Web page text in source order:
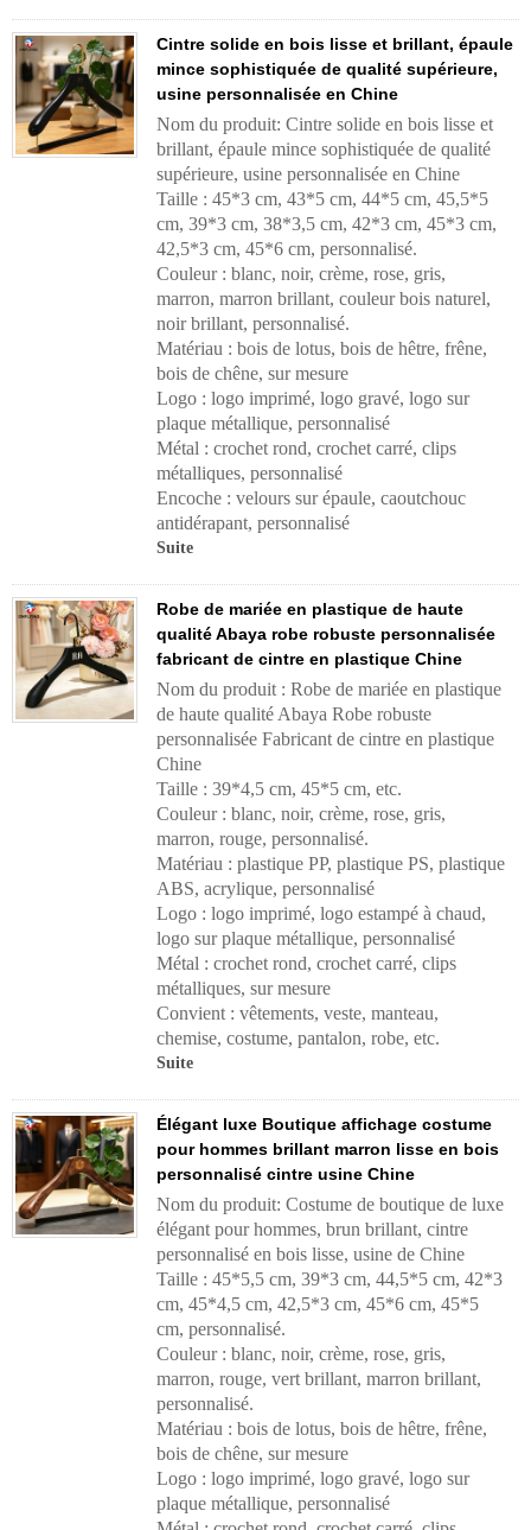
Cintre solide en bois lisse et brillant, épaule
mince sophistiquée de qualité supérieure,
usine personnalisée en Chine
Nom du produit: Cintre solide en bois lisse et
brillant, épaule mince sophistiquée de qualité
supérieure, usine personnalisée en Chine
Taille : 45*3 cm, 43*5 cm, 44*5 cm, 45,5*5
cm, 39*3 cm, 38*3,5 cm, 42*3 cm, 45*3 cm,
42,5*3 cm, 45*6 cm, personnalisé.
Couleur : blanc, noir, crème, rose, gris,
marron, marron brillant, couleur bois naturel,
noir brillant, personnalisé.
Matériau : bois de lotus, bois de hêtre, frêne,
bois de chêne, sur mesure
Logo : logo imprimé, logo gravé, logo sur
plaque métallique, personnalisé
Métal : crochet rond, crochet carré, clips
métalliques, personnalisé
Encoche : velours sur épaule, caoutchouc
antidérapant, personnalisé
Suite
Robe de mariée en plastique de haute
qualité Abaya robe robuste personnalisée
fabricant de cintre en plastique Chine
Nom du produit : Robe de mariée en plastique
de haute qualité Abaya Robe robuste
personnalisée Fabricant de cintre en plastique
Chine
Taille : 39*4,5 cm, 45*5 cm, etc.
Couleur : blanc, noir, crème, rose, gris,
marron, rouge, personnalisé.
Matériau : plastique PP, plastique PS, plastique
ABS, acrylique, personnalisé
Logo : logo imprimé, logo estampé à chaud,
logo sur plaque métallique, personnalisé
Métal : crochet rond, crochet carré, clips
métalliques, sur mesure
Convient : vêtements, veste, manteau,
chemise, costume, pantalon, robe, etc.
Suite
Élégant luxe Boutique affichage costume
pour hommes brillant marron lisse en bois
personnalisé cintre usine Chine
Nom du produit: Costume de boutique de luxe
élégant pour hommes, brun brillant, cintre
personnalisé en bois lisse, usine de Chine
Taille : 45*5,5 cm, 39*3 cm, 44,5*5 cm, 42*3
cm, 45*4,5 cm, 42,5*3 cm, 45*6 cm, 45*5
cm, personnalisé.
Couleur : blanc, noir, crème, rose, gris,
marron, rouge, vert brillant, marron brillant,
personnalisé.
Matériau : bois de lotus, bois de hêtre, frêne,
bois de chêne, sur mesure
Logo : logo imprimé, logo gravé, logo sur
plaque métallique, personnalisé